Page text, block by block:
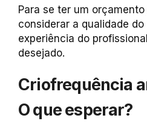
Para se ter um
considerar a qualidade do
experiência do
desejado.
Criofrequência
O que esperar?